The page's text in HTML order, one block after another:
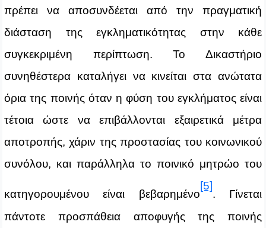
πρέπει να αποσυνδέεται από την πραγματική
διάσταση της εγκληματικότητας στην κάθε
συγκεκριμένη περίπτωση. Το Δικαστήριο
συνηθέστερα καταλήγει να κινείται στα ανώτατα
όρια της ποινής όταν η φύση του εγκλήματος είναι
τέτοια ώστε να επιβάλλονται εξαιρετικά μέτρα
αποτροπής, χάριν της προστασίας του κοινωνικού
συνόλου, και παράλληλα το ποινικό μητρώο του
κατηγορουμένου είναι βεβαρημένο
[5]
. Γίνεται
πάντοτε προσπάθεια αποφυγής της ποινής